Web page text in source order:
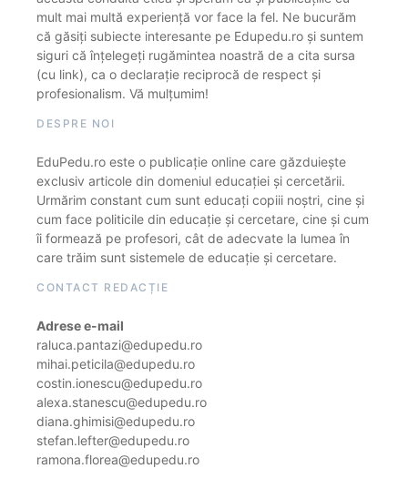
mult mai multă experiență vor face la fel. Ne bucurăm
că găsiți subiecte interesante pe Edupedu.ro și suntem
siguri că înțelegeți rugămintea noastră de a cita sursa
(cu link), ca o declarație reciprocă de respect și
profesionalism. Vă mulțumim!
DESPRE NOI
EduPedu.ro este o publicație online care găzduiește
exclusiv articole din domeniul educației și cercetării.
Urmărim constant cum sunt educați copiii noștri, cine și
cum face politicile din educație și cercetare, cine și cum
îi formează pe profesori, cât de adecvate la lumea în
care trăim sunt sistemele de educație și cercetare.
CONTACT REDACȚIE
Adrese e-mail
raluca.pantazi@edupedu.ro
mihai.peticila@edupedu.ro
costin.ionescu@edupedu.ro
alexa.stanescu@edupedu.ro
diana.ghimisi@edupedu.ro
stefan.lefter@edupedu.ro
ramona.florea@edupedu.ro